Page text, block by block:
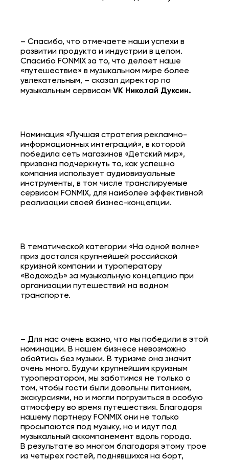
– Спасибо, что отмечаете наши успехи в
развитии продукта и индустрии в целом.
Спасибо FONMIX за то, что делает наше
«путешествие» в музыкальном мире более
увлекательным, – сказал директор по
музыкальным сервисам VK Николай Дуксин.
Номинация «Лучшая стратегия рекламно-
информационных интеграций», в которой
победила сеть магазинов «Детский мир»,
призвана подчеркнуть то, как успешно
компания использует аудиовизуальные
инструменты, в том числе транслируемые
сервисом FONMIX, для наиболее эффективной
реализации своей бизнес-концепции.
В тематической категории «На одной волне»
приз достался крупнейшей российской
круизной компании и туроператору
«ВодоходЪ» за музыкальную концепцию при
организации путешествий на водном
транспорте.
– Для нас очень важно, что мы победили в этой
номинации. В нашем бизнесе невозможно
обойтись без музыки. В туризме она значит
очень много. Будучи крупнейшим круизным
туроператором, мы заботимся не только о
том, чтобы гости были довольны питанием,
экскурсиями, но и могли погрузиться в особую
атмосферу во время путешествия. Благодаря
нашему партнеру FONMIX они не только
просыпаются под музыку, но и идут под
музыкальный аккомпанемент вдоль города.
В результате во многом благодаря этому трое
из четырех гостей, поднявшихся на борт,